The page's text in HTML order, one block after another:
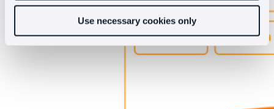
Use necessary cookies only